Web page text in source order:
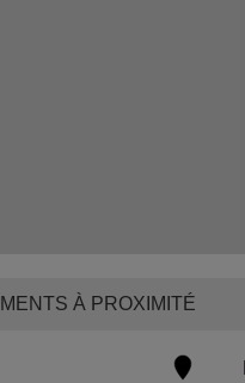
À PROXIMITÉ